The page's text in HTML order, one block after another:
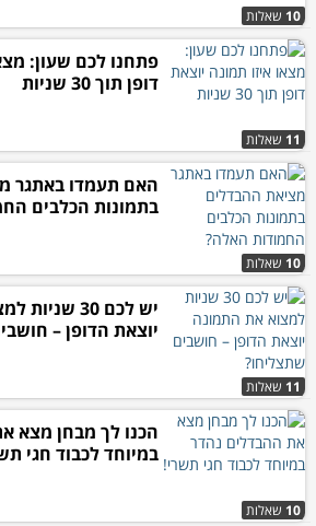
10 שאלות
11 שאלות
פתחנו לכם שעון:
דופן תוך 30 שניות
10 שאלות
האם תעמדו באתגר
בתמונות הכלבים
11 שאלות
יש לכם 30
יוצאת הדופן –
10 שאלות
הכנו לך מבחן מצא
במיוחד לכבוד חגי